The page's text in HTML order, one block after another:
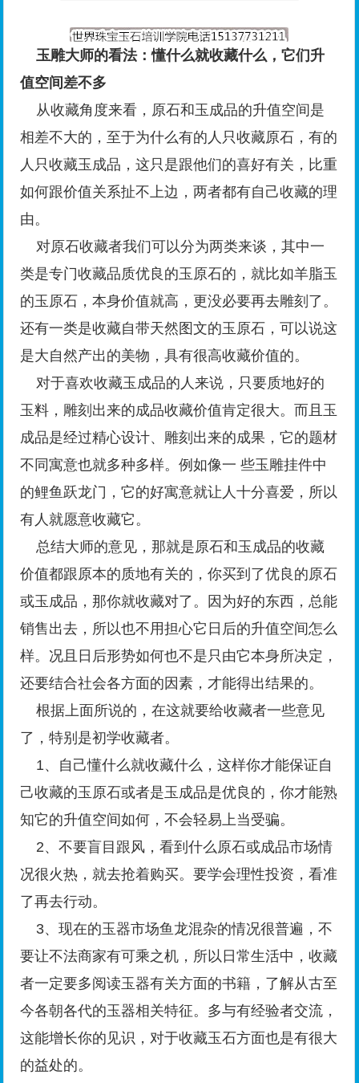
玉雕大师的看法：懂什么就收藏什么，它们升
值空间差不多
从收藏角度来看，原石和玉成品的升值空间是
相差不大的，至于为什么有的人只收藏原石，有的
人只收藏玉成品，这只是跟他们的喜好有关，比重
如何跟价值关系扯不上边，两者都有自己收藏的理
由。
对原石收藏者我们可以分为两类来谈，其中一
类是专门收藏品质优良的玉原石的，就比如羊脂玉
的玉原石，本身价值就高，更没必要再去雕刻了。
还有一类是收藏自带天然图文的玉原石，可以说这
是大自然产出的美物，具有很高收藏价值的。
对于喜欢收藏玉成品的人来说，只要质地好的
玉料，雕刻出来的成品收藏价值肯定很大。而且玉
成品是经过精心设计、雕刻出来的成果，它的题材
不同寓意也就多种多样。例如像一 些玉雕挂件中
的鲤鱼跃龙门，它的好寓意就让人十分喜爱，所以
有人就愿意收藏它。
总结大师的意见，那就是原石和玉成品的收藏
价值都跟原本的质地有关的，你买到了优良的原石
或玉成品，那你就收藏对了。因为好的东西，总能
销售出去，所以也不用担心它日后的升值空间怎么
样。况且日后形势如何也不是只由它本身所决定，
还要结合社会各方面的因素，才能得出结果的。
根据上面所说的，在这就要给收藏者一些意见
了，特别是初学收藏者。
1、自己懂什么就收藏什么，这样你才能保证自
己收藏的玉原石或者是玉成品是优良的，你才能熟
知它的升值空间如何，不会轻易上当受骗。
2、不要盲目跟风，看到什么原石或成品市场情
况很火热，就去抢着购买。要学会理性投资，看准
了再去行动。
3、现在的玉器市场鱼龙混杂的情况很普遍，不
要让不法商家有可乘之机，所以日常生活中，收藏
者一定要多阅读玉器有关方面的书籍，了解从古至
今各朝各代的玉器相关特征。多与有经验者交流，
这能增长你的见识，对于收藏玉石方面也是有很大
的益处的。